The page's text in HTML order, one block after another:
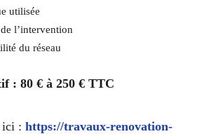
utilisée
l’intervention
du réseau
: 80 € à 250 € TTC
ici : https://travaux-renovation-